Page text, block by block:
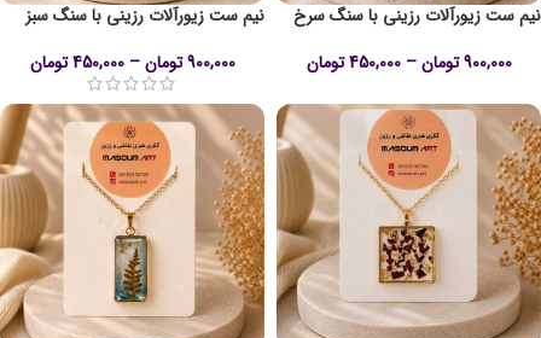
نیم ست زیورآلات رزینی با سنگ سرخ
900,000 تومان –
450,000 تومان
نیم ست زیورآلات رزینی با سنگ سبز
900,000 تومان –
450,000 تومان